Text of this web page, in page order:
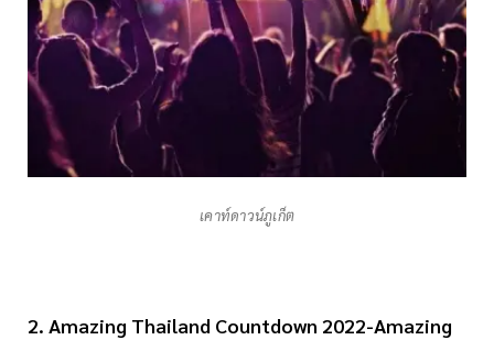
เคาท์ดาวน์ภูเก็ต
2. Amazing Thailand Countdown 2022-Amazing